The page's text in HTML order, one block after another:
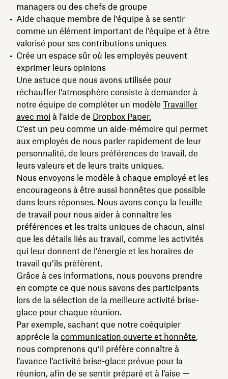
managers ou des chefs de groupe
Aide chaque membre de l’équipe à se sentir
comme un élément important de l’équipe et à être
valorisé pour ses contributions uniques
Crée un espace sûr où les employés peuvent
exprimer leurs opinions
Une astuce que nous avons utilisée pour
réchauffer l’atmosphère consiste à demander à
notre équipe de compléter un modèle Travailler
avec moi à l’aide de Dropbox Paper.
C’est un peu comme un aide-mémoire qui permet
aux employés de nous parler rapidement de leur
personnalité, de leurs préférences de travail, de
leurs valeurs et de leurs traits uniques.
Nous envoyons le modèle à chaque employé et les
encourageons à être aussi honnêtes que possible
dans leurs réponses. Nous avons conçu la feuille
de travail pour nous aider à connaître les
préférences et les traits uniques de chacun, ainsi
que les détails liés au travail, comme les activités
qui leur donnent de l’énergie et les horaires de
travail qu’ils préfèrent.
Grâce à ces informations, nous pouvons prendre
en compte ce que nous savons des participants
lors de la sélection de la meilleure activité brise-
glace pour chaque réunion.
Par exemple, sachant que notre coéquipier
apprécie la communication ouverte et honnête,
nous comprenons qu’il préfère connaître à
l’avance l’activité brise-glace prévue pour la
réunion, afin de se sentir préparé et à l’aise —